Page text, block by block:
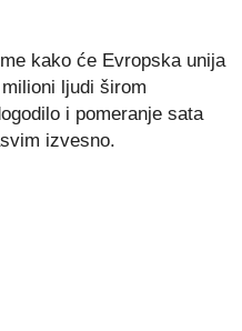
kako će Evropska unija
ljudi širom
i pomeranje sata
izvesno.